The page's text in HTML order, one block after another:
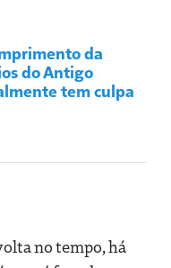
da
do Antigo
tem culpa
no tempo, há